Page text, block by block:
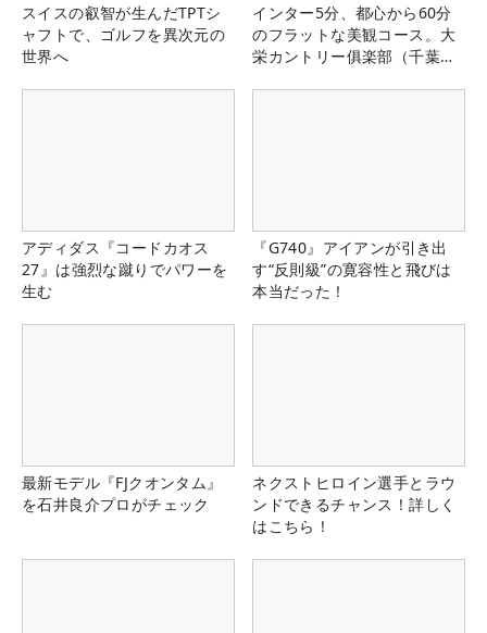
スイスの叡智が生んだTPTシ
ャフトで、ゴルフを異次元の
世界へ
インター5分、都心から60分
のフラットな美観コース。大
栄カントリー俱楽部（千葉
アディダス『コードカオス
27』は強烈な蹴りでパワーを
生む
『G740』アイアンが引き出
す“反則級”の寛容性と飛びは
本当だった！
最新モデル『FJクオンタム』
を石井良介プロがチェック
ネクストヒロイン選手とラウ
ンドできるチャンス！詳しく
はこちら！